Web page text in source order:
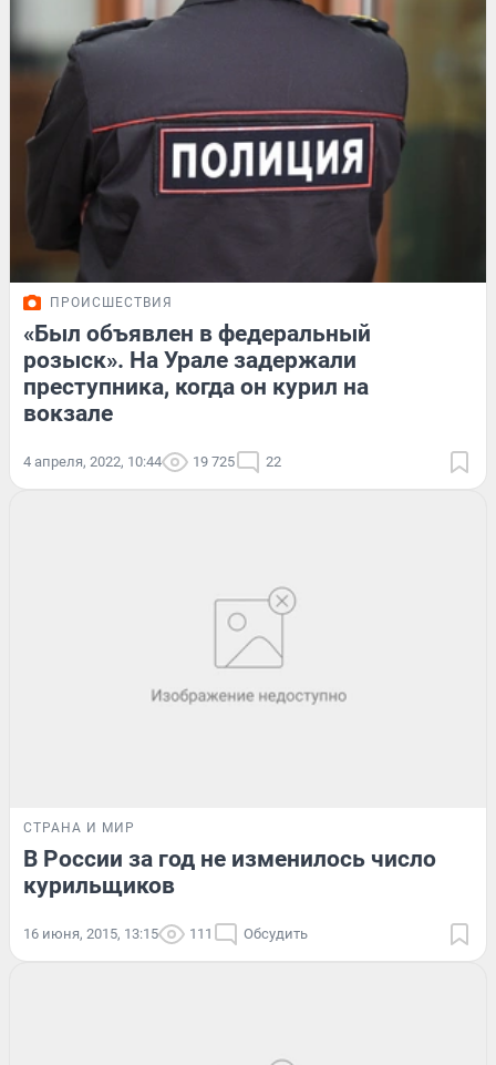
ПРОИСШЕСТВИЯ
«Был объявлен в федеральный
розыск». На Урале задержали
преступника, когда он курил на
вокзале
4 апреля, 2022, 10:44 19 725 22
СТРАНА И МИР
В России за год не изменилось число
курильщиков
16 июня, 2015, 13:15 111 Обсудить